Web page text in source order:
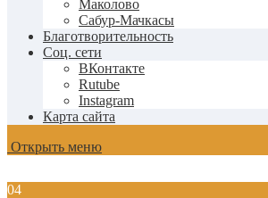
Маколово
Сабур-Мачкасы
Благотворительность
Соц. сети
ВКонтакте
Rutube
Instagram
Карта сайта
Открыть меню
04